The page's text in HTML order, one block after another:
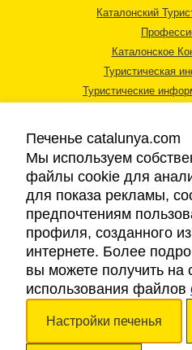
Каталонский
Каталонское
Туристическая
Туристические
Правовая
Авторские права © 2026.
Печенье catalunya.com
Мы используем
файлы cookie для
для показа рекламы,
предпочтениям
профиля, созданного
интернете. Более
вы можете получить на
использования файлов
Настройки печенья